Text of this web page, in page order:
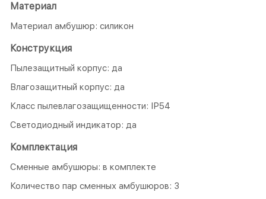
Материал
Материал амбушюр: силикон
Конструкция
Пылезащитный корпус: да
Влагозащитный корпус: да
Класс пылевлагозащищенности: IP54
Светодиодный индикатор: да
Комплектация
Сменные амбушюры: в комплекте
Количество пар сменных амбушюров: 3